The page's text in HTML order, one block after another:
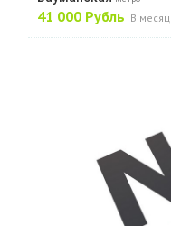
41 000 Рубль В месяц